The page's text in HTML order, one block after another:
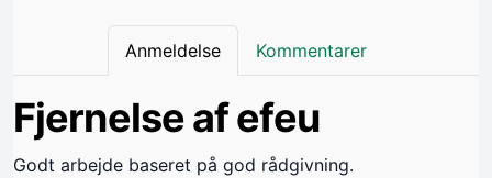
Anmeldelse Kommentarer
Fjernelse af efeu
Godt arbejde baseret på god rådgivning.